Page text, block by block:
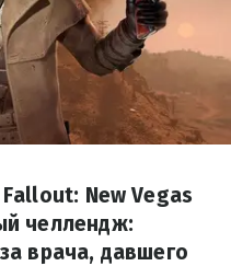
New Vegas
челлендж:
врача, давшего